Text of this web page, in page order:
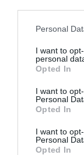
Personal
I want to
personal
Opted In
I want to
Personal
Opted In
I want to
Personal
Opted In
ανάκτηση και με